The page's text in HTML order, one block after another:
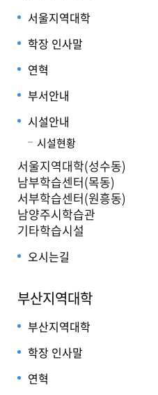
서울지역대학
학장 인사말
연혁
부서안내
시설안내
시설현황
서울지역대학(성수동)
남부학습센터(목동)
서부학습센터(원흥동)
남양주시학습관
기타학습시설
오시는길
부산지역대학
부산지역대학
학장 인사말
연혁